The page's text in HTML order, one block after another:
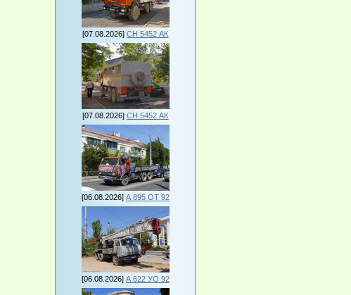
[07.08.2026]СН 5452 АК
[07.08.2026]СН 5452 АК
[06.08.2026] А 895 ОТ 92
[06.08.2026] А 622 УО 92